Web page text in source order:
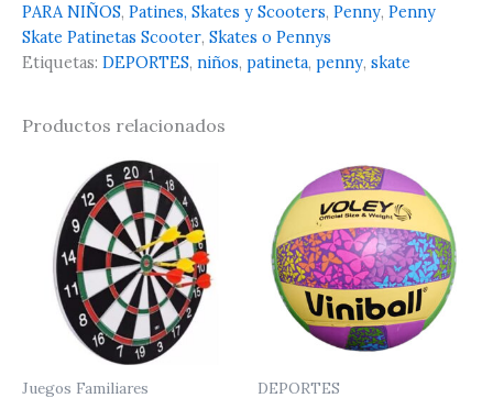
PARA NIÑOS, Patines, Skates y Scooters, Penny, Penny
Skate Patinetas Scooter, Skates o Pennys
Etiquetas: DEPORTES, niños, patineta, penny, skate
Productos relacionados
Juegos Familiares DEPORTES